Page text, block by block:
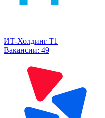
ИТ-Холдинг Т1
Вакансии: 49